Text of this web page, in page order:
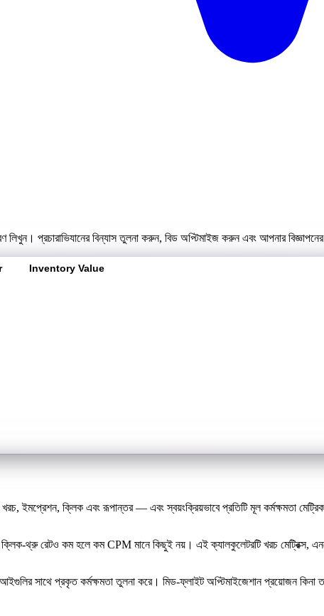
লিখুন। প্রচারাভিযানের বিন্যাস তুলনা করুন, বিড অপ্টিমাইজ করুন এবং আপনার
Inventory Value
ইমপ্রেশন, ক্লিক এবং রূপান্তর — এবং স্বয়ংক্রিয়ভাবে প্রতিটি মূল কর্মক্ষমতা মেট্রিক
থ্রু রেটও কম হলে কম CPM মানে কিছুই নয়। এই ক্যালকুলেটরটি খরচ মেট্রিক্স,
সাথে প্রকৃত কর্মক্ষমতা তুলনা করে। মিড-ফ্লাইট অপ্টিমাইজেশান প্রয়োজন কিনা তা